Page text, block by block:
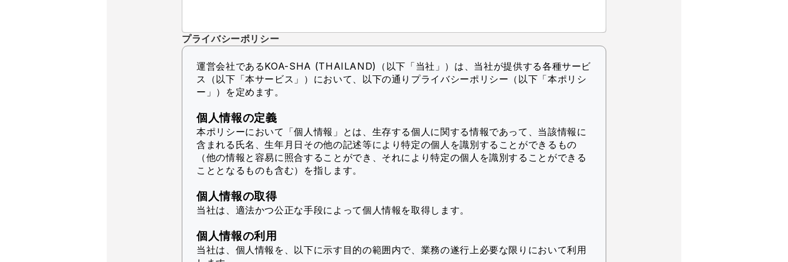
プライバシーポリシー
運営会社であるKOA-SHA (THAILAND)（以下「当社」） は、当社が提供する各種サービ
ス（以下「本サービス」）において、以下の通りプライバシーポリシー（以下「本ポリシ
ー」）を定めます。
個人情報の定義
本ポリシーにおいて「個人情報」とは、生存する個人に関する情報であって、当該情報に
含まれる氏名、生年月日その他の記述等により特定の個人を識別することができるもの
（他の情報と容易に照合することができ、それにより特定の個人を識別することができる
こととなるものも含む）を指します。
個人情報の取得
当社は、適法かつ公正な手段によって個人情報を取得します。
個人情報の利用
当社は、個人情報を、以下に示す目的の範囲内で、業務の遂行上必要な限りにおいて利用